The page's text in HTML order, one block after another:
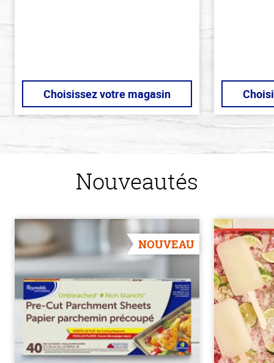
Choisissez votre magasin
Nouveautés
NOUVEAU